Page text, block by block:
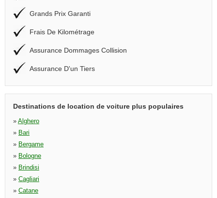
Grands Prix Garanti
Frais De Kilométrage
Assurance Dommages Collision
Assurance D'un Tiers
Destinations de location de voiture plus populaires
» Alghero
» Bari
» Bergame
» Bologne
» Brindisi
» Cagliari
» Catane